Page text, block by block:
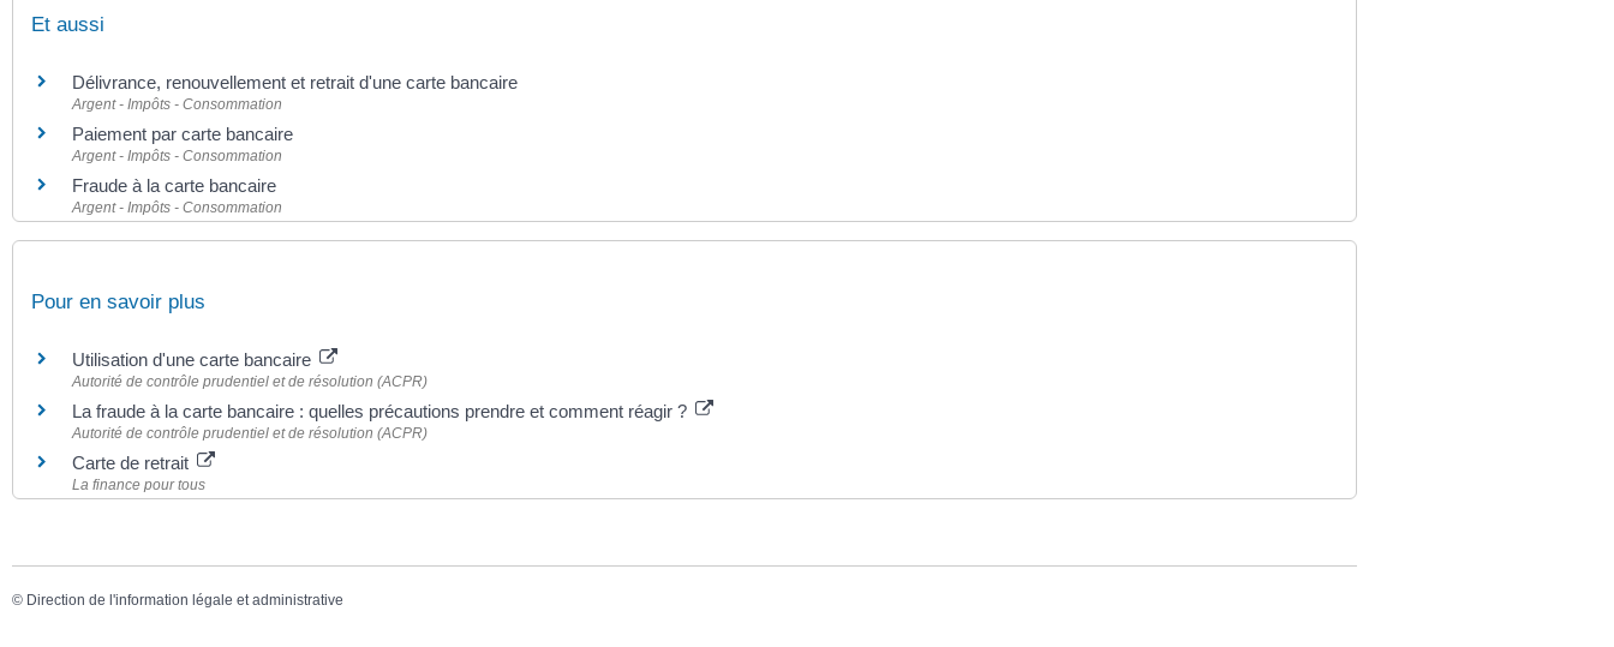
Et aussi
Délivrance, renouvellement et retrait d'une carte bancaire
Argent - Impôts - Consommation
Paiement par carte bancaire
Argent - Impôts - Consommation
Fraude à la carte bancaire
Argent - Impôts - Consommation
Pour en savoir plus
Utilisation d'une carte bancaire
Autorité de contrôle prudentiel et de résolution (ACPR)
La fraude à la carte bancaire : quelles précautions prendre et comment réagir ?
Autorité de contrôle prudentiel et de résolution (ACPR)
Carte de retrait
La finance pour tous
© Direction de l'information légale et administrative